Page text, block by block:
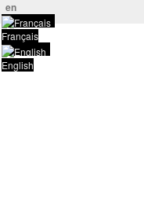
en
Français
English